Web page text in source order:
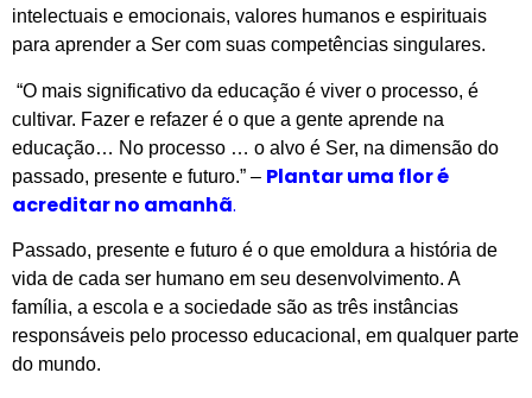
intelectuais e emocionais, valores humanos e espirituais
para aprender a Ser com suas competências singulares.
“O mais significativo da educação é viver o processo, é
cultivar. Fazer e refazer é o que a gente aprende na
educação… No processo … o alvo é Ser, na dimensão do
passado, presente e futuro.” – Plantar uma flor é
acreditar no amanhã.
Passado, presente e futuro é o que emoldura a história de
vida de cada ser humano em seu desenvolvimento. A
família, a escola e a sociedade são as três instâncias
responsáveis pelo processo educacional, em qualquer parte
do mundo.